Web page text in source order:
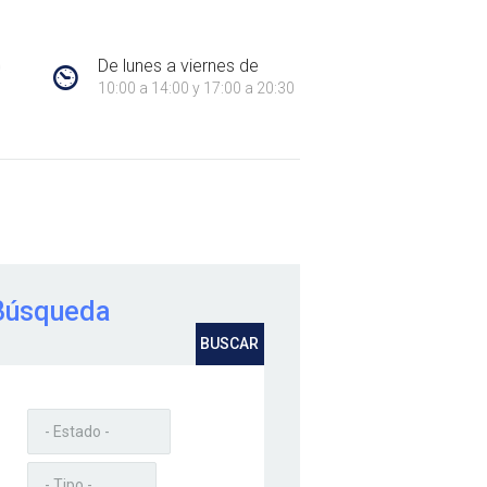
De lunes a viernes de
10:00 a 14:00 y 17:00 a 20:30
en Coslada. Cerca de ti.
BUSCAR